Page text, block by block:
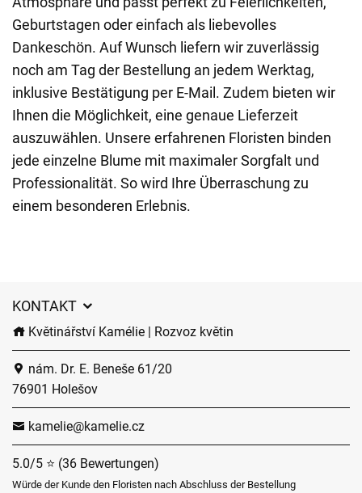
Geburtstagen oder einfach als liebevolles
Dankeschön. Auf Wunsch liefern wir zuverlässig
noch am Tag der Bestellung an jedem Werktag,
inklusive Bestätigung per E-Mail. Zudem bieten wir
Ihnen die Möglichkeit, eine genaue Lieferzeit
auszuwählen. Unsere erfahrenen Floristen binden
jede einzelne Blume mit maximaler Sorgfalt und
Professionalität. So wird Ihre Überraschung zu
einem besonderen Erlebnis.
KONTAKT
Květinářství Kamélie | Rozvoz květin
nám. Dr. E. Beneše 61/20
76901 Holešov
kamelie@kamelie.cz
5.0/5 ⭐ (36 Bewertungen)
Würde der Kunde den Floristen nach Abschluss der Bestellung